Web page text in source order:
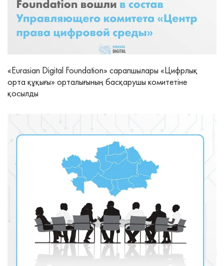
«Eurasian Digital Foundation» сарапшылары «Цифрлық
орта құқығы» орталығының басқарушы комитетіне
қосылды